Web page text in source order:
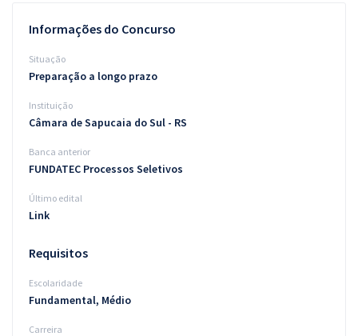
Conteúdo gratuito
Blog
Informações do Concurso
Situação
Preparação a longo prazo
Instituição
Câmara de Sapucaia do Sul - RS
Banca anterior
FUNDATEC Processos Seletivos
Último edital
Link
Requisitos
Escolaridade
Fundamental, Médio
Carreira